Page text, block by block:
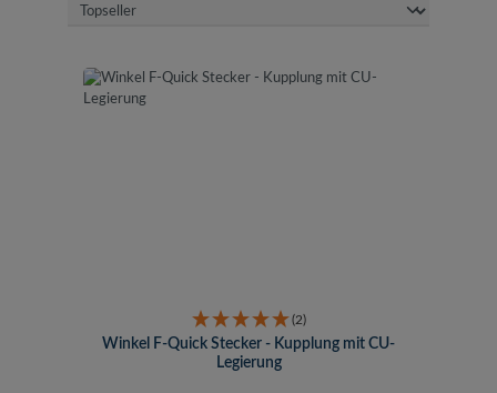
(2)
Winkel F-Quick Stecker - Kupplung mit CU-
Legierung